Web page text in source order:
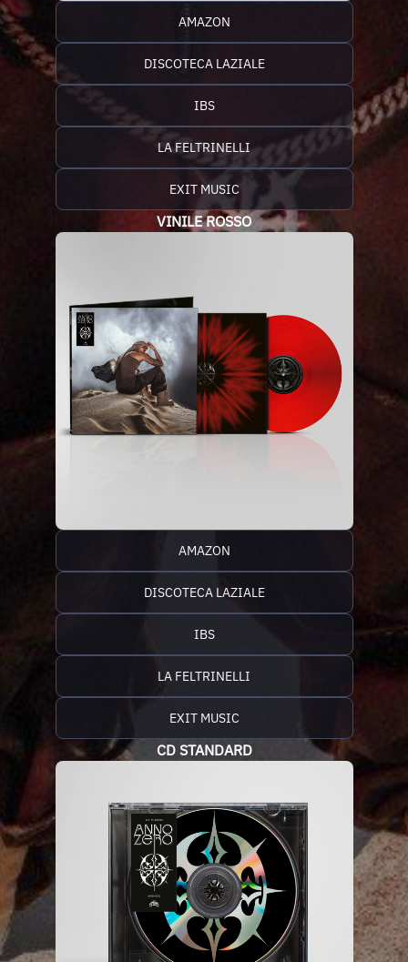
AMAZON
DISCOTECA LAZIALE
IBS
LA FELTRINELLI
EXIT MUSIC
VINILE ROSSO
AMAZON
DISCOTECA LAZIALE
IBS
LA FELTRINELLI
EXIT MUSIC
CD STANDARD